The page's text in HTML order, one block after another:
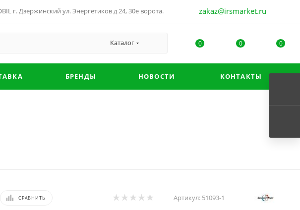
г. Дзержинский ул. Энергетиков д 24, 30е ворота. zakaz@irsmarket.ru
Каталог 0 0 0
БРЕНДЫ НОВОСТИ КОНТАКТЫ
СРАВНИТЬ Артикул: 51093-1